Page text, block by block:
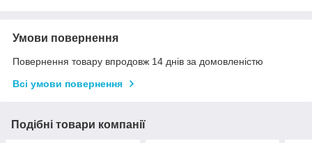
Умови повернення
Повернення товару впродовж 14 днів за домовленістю
Всі умови повернення
Подібні товари компанії